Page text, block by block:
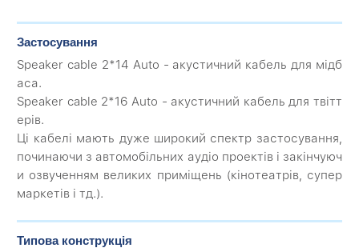
Застосування
Speaker cable 2*14 Auto - акустичний кабель для мідб
аса.
Speaker cable 2*16 Auto - акустичний кабель для твітт
ерів.
Ці кабелі мають дуже широкий спектр застосування,
починаючи з автомобільних аудіо проектів і закінчуюч
и озвученням великих приміщень (кінотеатрів, супер
маркетів і тд.).
Типова конструкція